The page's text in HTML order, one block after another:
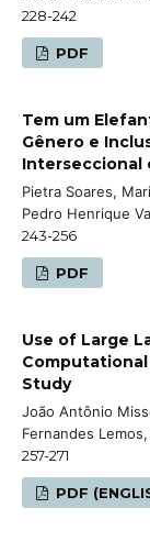
228-242
PDF
Tem um
Gênero e
Interseccional
Pietra Soares,
Pedro Henrique
243-256
PDF
Use of Large
Study
João Antônio
Fernandes
257-271
PDF